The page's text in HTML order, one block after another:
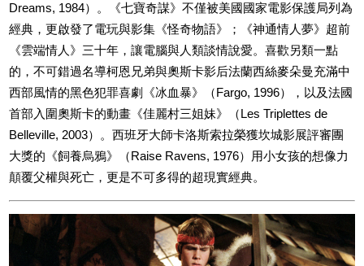
Dreams, 1984）。《七寶奇謀》不僅被美國國家電影保護局列為
經典，更啟發了電玩與影集《怪奇物語》；《神通情人夢》超前
《雲端情人》三十年，讓電腦與人類談情說愛。喜歡另類一點
的，不可錯過名導柯恩兄弟與奧斯卡影后法蘭西絲麥朵曼充滿中
西部風情的黑色犯罪喜劇《冰血暴》（Fargo, 1996），以及法國
首部入圍奧斯卡的動畫《佳麗村三姐妹》（Les Triplettes de
Belleville, 2003）。西班牙大師卡洛斯索拉榮獲坎城影展評審團
大獎的《飼養烏鴉》（Raise Ravens, 1976）用小女孩的想像力
顛覆父權與死亡，更是不可多得的超現實經典。